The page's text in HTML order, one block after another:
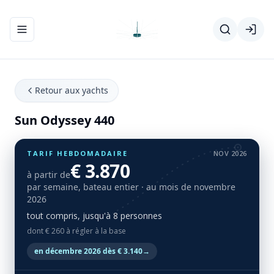
Ouvrir/fermer le menu de navigation
Retour aux yachts
Sun Odyssey 440
TARIF HEBDOMADAIRE NOV 2026
à partir de€ 3.870
par semaine, bateau entier · au mois de novembre
2026
tout compris, jusqu'à 8 personnes
dont € 260 à régler à la base
en décembre 2026 dès € 3.140→